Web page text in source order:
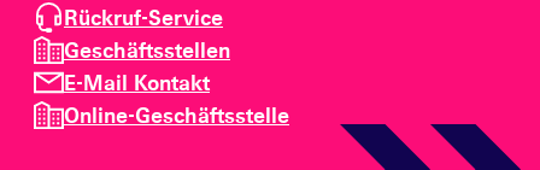
Rückruf-Service
Geschäftsstellen
E-Mail Kontakt
Online-Geschäftsstelle